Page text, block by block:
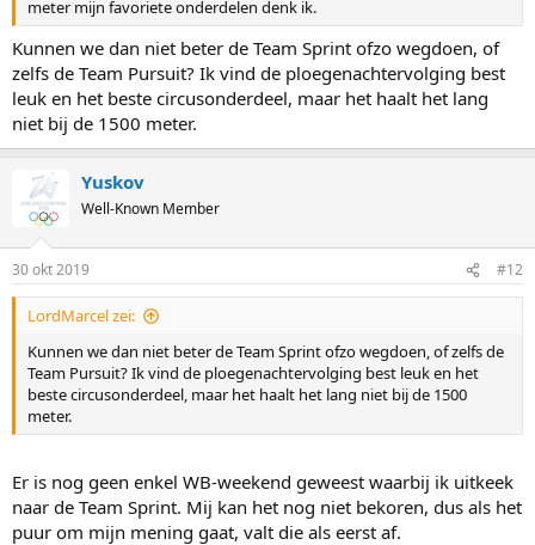
meter mijn favoriete onderdelen denk ik.
Kunnen we dan niet beter de Team Sprint ofzo wegdoen, of
zelfs de Team Pursuit? Ik vind de ploegenachtervolging best
leuk en het beste circusonderdeel, maar het haalt het lang
niet bij de 1500 meter.
Yuskov
Well-Known Member
30 okt 2019 #12
LordMarcel zei:
Kunnen we dan niet beter de Team Sprint ofzo wegdoen, of zelfs de
Team Pursuit? Ik vind de ploegenachtervolging best leuk en het
beste circusonderdeel, maar het haalt het lang niet bij de 1500
meter.
Er is nog geen enkel WB-weekend geweest waarbij ik uitkeek
naar de Team Sprint. Mij kan het nog niet bekoren, dus als het
puur om mijn mening gaat, valt die als eerst af.